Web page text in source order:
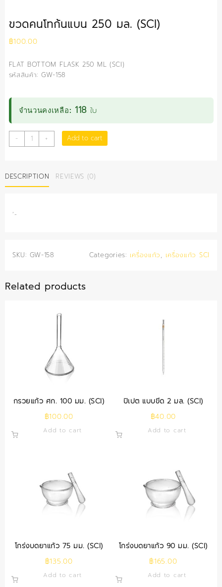
ขวดคนโทก้นแบน 250 มล. (SCI)
฿100.00
FLAT BOTTOM FLASK 250 ML (SCI)
รหัสสินค้า: GW-158
จำนวนคงเหลือ: 118 ใบ
-
ขวด
คนโท
250
มล.
+ Add to cart
DESCRIPTION REVIEWS (0)
‘-
SKU: GW-158 Categories: เครื่องแก้ว, เครื่องแก้ว SCI
Related products
กรวยแก้ว ศก. 100 มม. (SCI)
฿100.00
Add to cart
ปิเปต แบบขีด 2 มล. (SCI)
฿40.00
Add to cart
โกร่งบดยาแก้ว 75 มม. (SCI)
฿135.00
Add to cart
โกร่งบดยาแก้ว 90 มม. (SCI)
฿165.00
Add to cart